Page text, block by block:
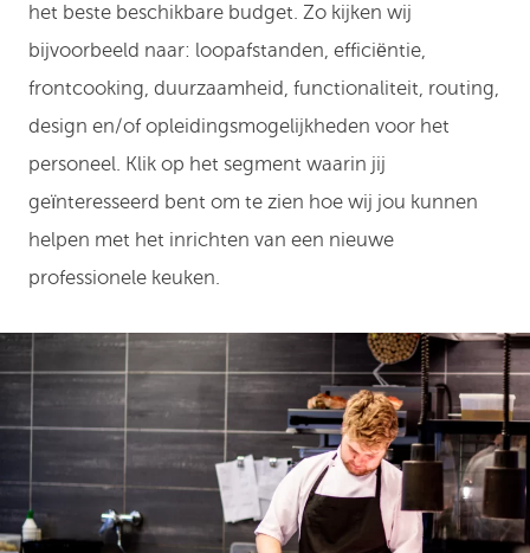
het beste beschikbare budget. Zo kijken wij
bijvoorbeeld naar: loopafstanden, efficiëntie,
frontcooking, duurzaamheid, functionaliteit, routing,
design en/of opleidingsmogelijkheden voor het
personeel. Klik op het segment waarin jij
geïnteresseerd bent om te zien hoe wij jou kunnen
helpen met het inrichten van een nieuwe
professionele keuken.